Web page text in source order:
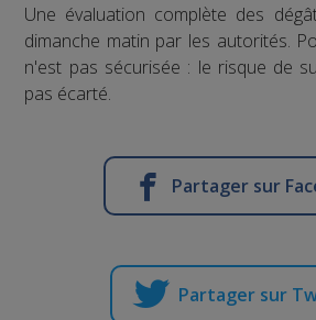
Une évaluation complète des
dimanche matin par les autorités.
n'est pas sécurisée : le risque de
pas écarté.
Partager sur
Partager sur